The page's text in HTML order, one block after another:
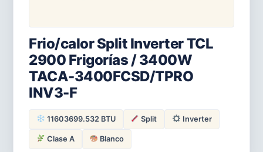
Frio/calor Split Inverter TCL
2900 Frigorías / 3400W
TACA-3400FCSD/TPRO
INV3-F
11603699.532 BTU Split Inverter
Clase A Blanco